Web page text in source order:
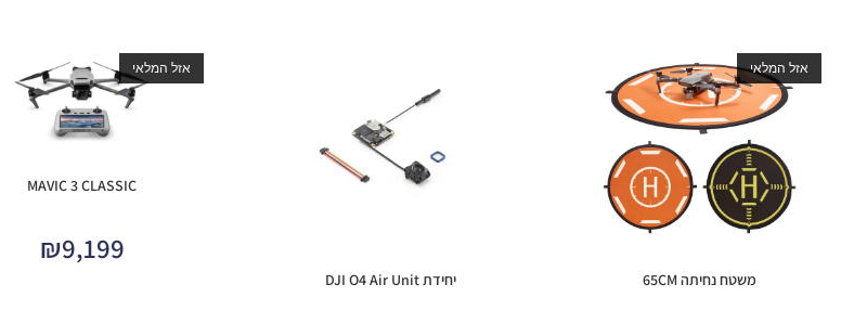
אזל המלאי
משטח נחיתה 65CM יחידת DJI O4 Air Unit
אזל המלאי
MAVIC 3 CLASSIC
₪9,199